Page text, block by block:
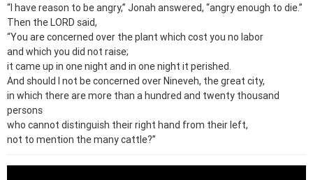
“I have reason to be angry,” Jonah answered, “angry enough to die.”
Then the LORD said,
“You are concerned over the plant which cost you no labor
and which you did not raise;
it came up in one night and in one night it perished.
And should I not be concerned over Nineveh, the great city,
in which there are more than a hundred and twenty thousand
persons
who cannot distinguish their right hand from their left,
not to mention the many cattle?”